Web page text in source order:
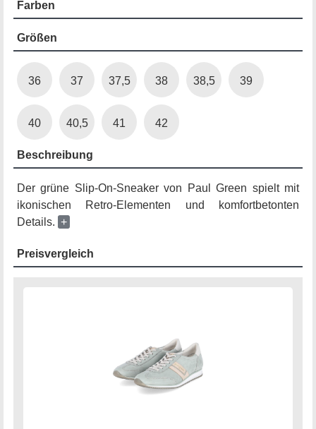
Farben
Größen
36 37 37,5 38 38,5 39
40 40,5 41 42
Beschreibung
Der grüne Slip-On-Sneaker von Paul Green spielt mit
ikonischen Retro-Elementen und komfortbetonten
Details. +
Preisvergleich